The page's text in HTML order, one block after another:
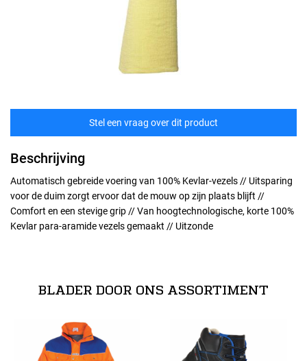
Stel een vraag over dit product
Beschrijving
Automatisch gebreide voering van 100% Kevlar-vezels // Uitsparing
voor de duim zorgt ervoor dat de mouw op zijn plaats blijft //
Comfort en een stevige grip // Van hoogtechnologische, korte 100%
Kevlar para-aramide vezels gemaakt // Uitzonde
BLADER DOOR ONS ASSORTIMENT